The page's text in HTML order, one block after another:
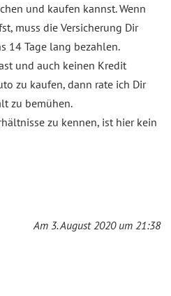
und kaufen kannst. Wenn
muss die Versicherung Dir
14 Tage lang bezahlen.
und auch keinen Kredit
zu kaufen, dann rate ich Dir
zu bemühen.
zu kennen, ist hier kein
Am 3. August 2020 um 21:38